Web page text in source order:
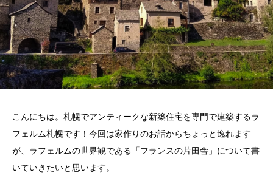
こんにちは。札幌でアンティークな新築住宅を専門で建築するラ
フェルム札幌です！今回は家作りのお話からちょっと逸れます
が、ラフェルムの世界観である「フランスの片田舎」について書
いていきたいと思います。